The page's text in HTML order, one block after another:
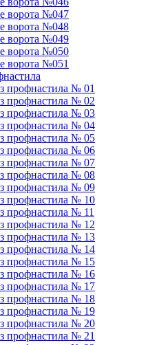
ворота №047
ворота №048
ворота №049
ворота №050
ворота №051
профнастила № 01
профнастила № 02
профнастила № 03
профнастила № 04
профнастила № 05
профнастила № 06
профнастила № 07
профнастила № 08
профнастила № 09
профнастила № 10
профнастила № 11
профнастила № 12
профнастила № 13
профнастила № 14
профнастила № 15
профнастила № 16
профнастила № 17
профнастила № 18
профнастила № 19
профнастила № 20
профнастила № 21